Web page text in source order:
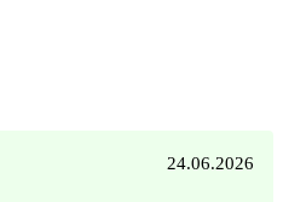
24.06.2026